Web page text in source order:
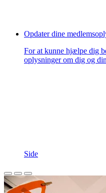
Opdater dine
For at kunne hjælpe dig
oplysninger om dig og
Side